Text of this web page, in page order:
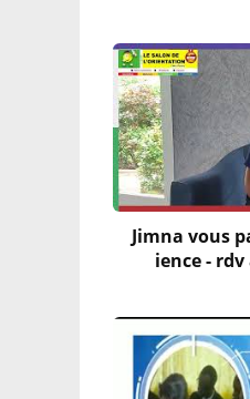
Jimna vous
ience - rdv